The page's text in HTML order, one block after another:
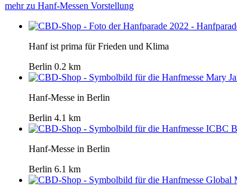
mehr zu Hanf-Messen Vorstellung
Hanf ist prima für Frieden und Klima
Berlin 0.2 km
Hanf-Messe in Berlin
Berlin 4.1 km
Hanf-Messe in Berlin
Berlin 6.1 km